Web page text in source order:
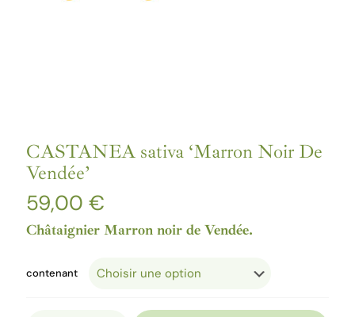
CASTANEA sativa ‘Marron Noir De
Vendée’
59,00 €
Châtaignier Marron noir de Vendée.
contenant